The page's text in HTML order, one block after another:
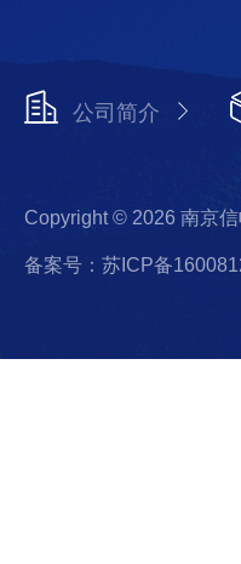
公司简介
Copyright © 2026 南京
备案号：苏ICP备